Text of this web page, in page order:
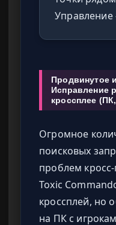
Управление
Продвинутое
Исправление
кроссплее
Огромное
поисковых
проблем
Toxic
кроссплей, но
на ПК с